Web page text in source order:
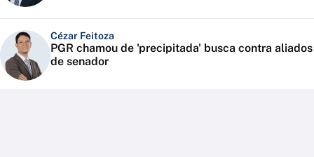
Cézar Feitoza
PGR chamou de 'precipitada' busca contra aliados
de senador